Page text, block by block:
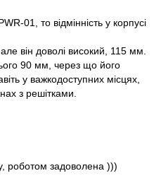
01, то відмінність у корпусі
він доволі високий, 115 мм.
90 мм, через що його
у важкодоступних місцях,
з решітками.
роботом задоволена )))